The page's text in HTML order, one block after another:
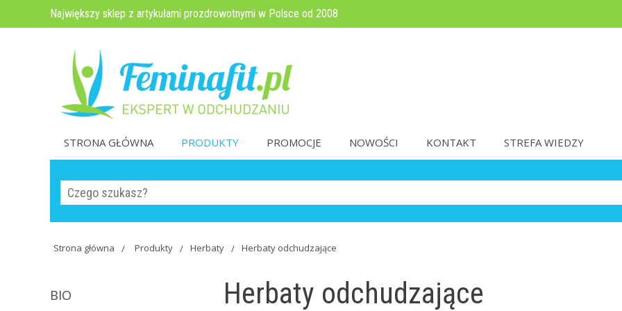
Największy sklep z artykułami prozdrowotnymi w Polsce od 2008
STRONA GŁÓWNA PRODUKTY PROMOCJE NOWOŚCI KONTAKT STREFA WIEDZY
Strona główna Produkty Herbaty Herbaty odchudzające
BIO Herbaty odchudzające